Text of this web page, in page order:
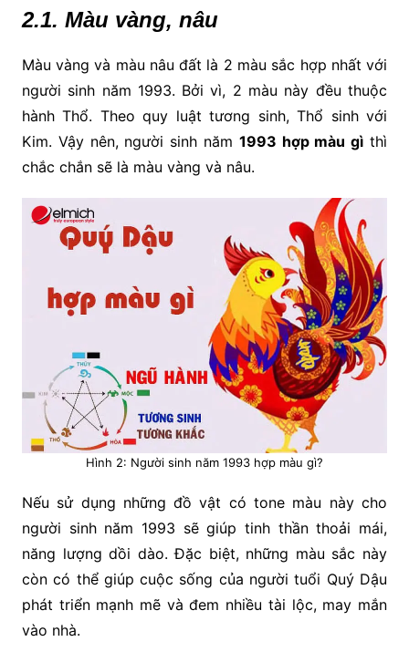
2.1. Màu vàng, nâu
Màu vàng và màu nâu đất là 2 màu sắc hợp nhất với
người sinh năm 1993. Bởi vì, 2 màu này đều thuộc
hành Thổ. Theo quy luật tương sinh, Thổ sinh với
Kim. Vậy nên, người sinh năm 1993 hợp màu gì thì
chắc chắn sẽ là màu vàng và nâu.
Hình 2: Người sinh năm 1993 hợp màu gì?
Nếu sử dụng những đồ vật có tone màu này cho
người sinh năm 1993 sẽ giúp tinh thần thoải mái,
năng lượng dồi dào. Đặc biệt, những màu sắc này
còn có thể giúp cuộc sống của người tuổi Quý Dậu
phát triển mạnh mẽ và đem nhiều tài lộc, may mắn
vào nhà.